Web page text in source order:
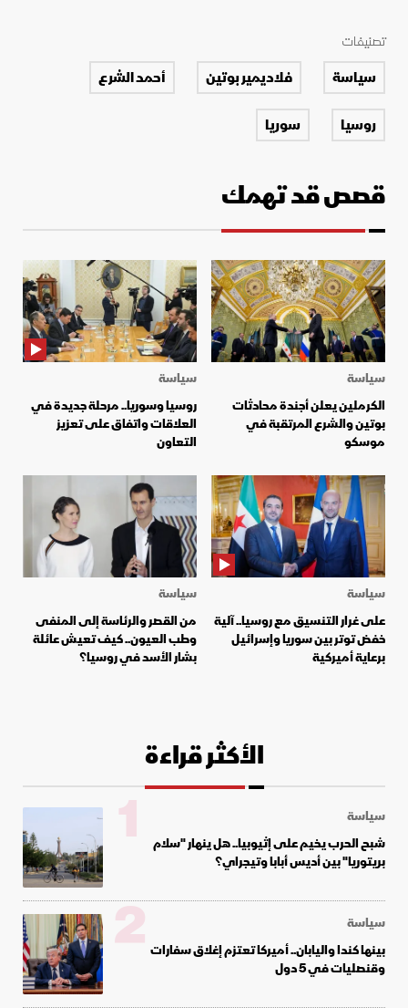
تصنيفات
سياسة فلاديمير بوتين
أحمد الشرع
روسيا
سوريا
قصص قد تهمك
سياسة
الكرملين يعلن أجندة محادثات
بوتين والشرع المرتقبة في
موسكو
سياسة
روسيا وسوريا.. مرحلة جديدة في
العلاقات واتفاق على تعزيز
التعاون
سياسة
على غرار التنسيق مع روسيا.. آلية
خفض توتر بين سوريا وإسرائيل
برعاية أميركية
سياسة
من القصر والرئاسة إلى المنفى
وطب العيون.. كيف تعيش عائلة
بشار الأسد في روسيا؟
الأكثر قراءة
سياسة
شبح الحرب يخيم على إثيوبيا.. هل ينهار "سلام
بريتوريا" بين أديس أبابا وتيجراي؟
1
سياسة
بينها كندا واليابان.. أميركا تعتزم إغلاق سفارات
وقنصليات في 5 دول
2